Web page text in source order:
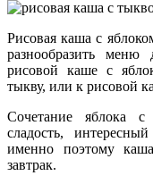
Рисовая каша с
разнообразить
рисовой каше с
тыкву, или к рисовой
Сочетание яблока с
сладость,
именно поэтому
завтрак.